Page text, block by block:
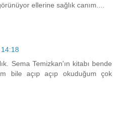
ellerine sağlık canım....
Sema Temizkan'ın kitabı bende
bile açıp açıp okuduğum çok